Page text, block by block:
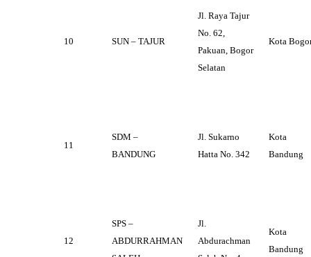
10 SUN – TAJUR
Jl. Raya Tajur
No. 62,
Pakuan, Bogor
Selatan
Kota
11
SDM –
BANDUNG
Jl. Sukarno
Hatta No. 342
Kota
Bandung
12
SPS –
ABDURRAHMAN
Jl.
Abdurachman
Kota
Bandung